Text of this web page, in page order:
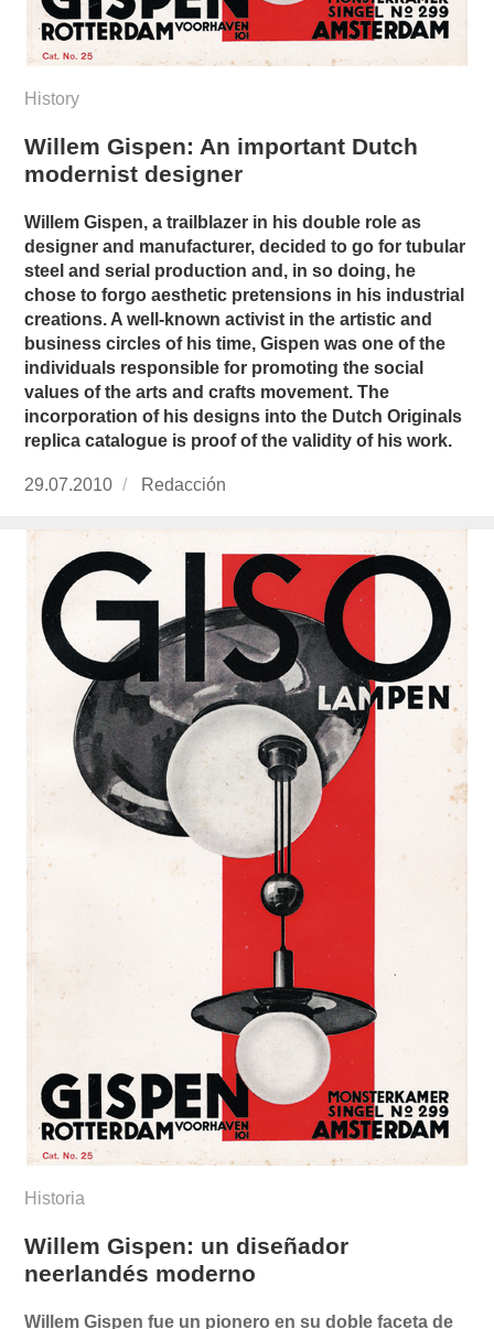
History
Willem Gispen: An important Dutch
modernist designer
Willem Gispen, a trailblazer in his double role as
designer and manufacturer, decided to go for tubular
steel and serial production and, in so doing, he
chose to forgo aesthetic pretensions in his industrial
creations. A well-known activist in the artistic and
business circles of his time, Gispen was one of the
individuals responsible for promoting the social
values of the arts and crafts movement. The
incorporation of his designs into the Dutch Originals
replica catalogue is proof of the validity of his work.
Publicado
29.07.2010 https://www.experimenta.es/author/redaccion/
Redacción
Historia
Willem Gispen: un diseñador
neerlandés moderno
Willem Gispen fue un pionero en su doble faceta de